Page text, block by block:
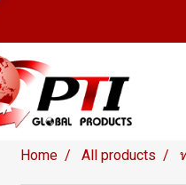
Home All products